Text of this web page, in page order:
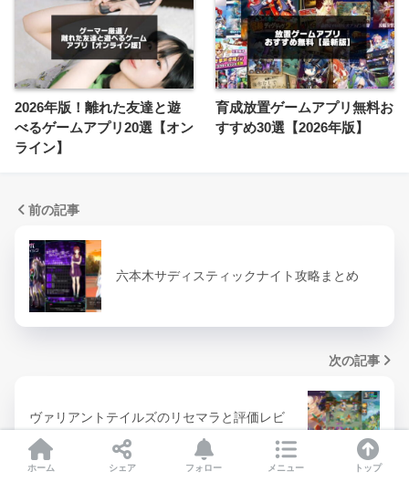
2026年版！離れた友達と遊
べるゲームアプリ20選【オン
ライン】
育成放置ゲームアプリ無料お
すすめ30選【2026年版】
前の記事
六本木サディスティックナイト攻略まとめ
次の記事
ヴァリアントテイルズのリセマラと評価レビ
ュー
ホーム シェア フォロー メニュー トップ